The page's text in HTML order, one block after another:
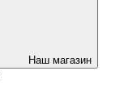
Наш магазин